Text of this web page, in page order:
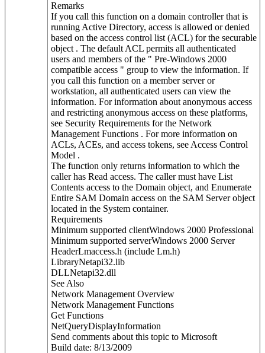
Remarks
If you call this function on a domain controller that is
running Active Directory, access is allowed or denied
based on the access control list (ACL) for the securable
object . The default ACL permits all authenticated
users and members of the " Pre-Windows 2000
compatible access " group to view the information. If
you call this function on a member server or
workstation, all authenticated users can view the
information. For information about anonymous access
and restricting anonymous access on these platforms,
see Security Requirements for the Network
Management Functions . For more information on
ACLs, ACEs, and access tokens, see Access Control
Model .
The function only returns information to which the
caller has Read access. The caller must have List
Contents access to the Domain object, and Enumerate
Entire SAM Domain access on the SAM Server object
located in the System container.
Requirements
Minimum supported clientWindows 2000 Professional
Minimum supported serverWindows 2000 Server
HeaderLmaccess.h (include Lm.h)
LibraryNetapi32.lib
DLLNetapi32.dll
See Also
Network Management Overview
Network Management Functions
Get Functions
NetQueryDisplayInformation
Send comments about this topic to Microsoft
Build date: 8/13/2009